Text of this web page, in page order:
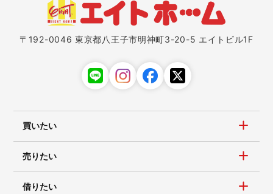
〒192-0046 東京都八王子市明神町3-20-5 エイトビル1F
買いたい
売りたい
借りたい